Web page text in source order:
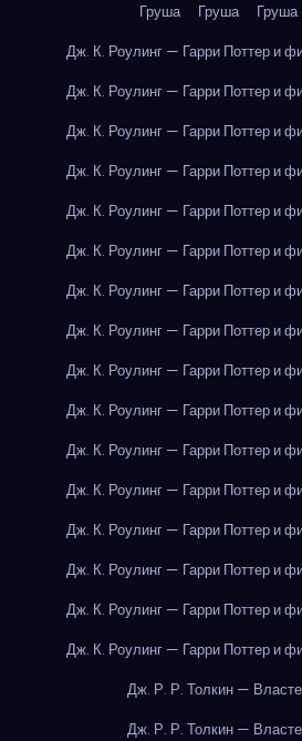
Груша
Груша Груша
Дж. К. Роулинг — Гарри Поттер и
Дж. К. Роулинг — Гарри Поттер и
Дж. К. Роулинг — Гарри Поттер и
Дж. К. Роулинг — Гарри Поттер и
Дж. К. Роулинг — Гарри Поттер и
Дж. К. Роулинг — Гарри Поттер и
Дж. К. Роулинг — Гарри Поттер и
Дж. К. Роулинг — Гарри Поттер и
Дж. К. Роулинг — Гарри Поттер и
Дж. К. Роулинг — Гарри Поттер и
Дж. К. Роулинг — Гарри Поттер и
Дж. К. Роулинг — Гарри Поттер и
Дж. К. Роулинг — Гарри Поттер и
Дж. К. Роулинг — Гарри Поттер и
Дж. К. Роулинг — Гарри Поттер и
Дж. К. Роулинг — Гарри Поттер и
Дж. Р. Р. Толкин —
Дж. Р. Р. Толкин —